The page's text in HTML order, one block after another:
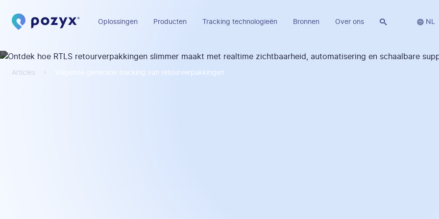
Oplossingen Producten Tracking technologieën Bronnen Over ons   NL
Articles Volgende generatie tracking van retourverpakkingen